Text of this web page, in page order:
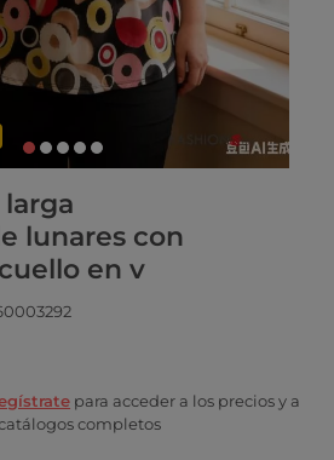
lunares con
en v
para acceder a los precios y a
completos